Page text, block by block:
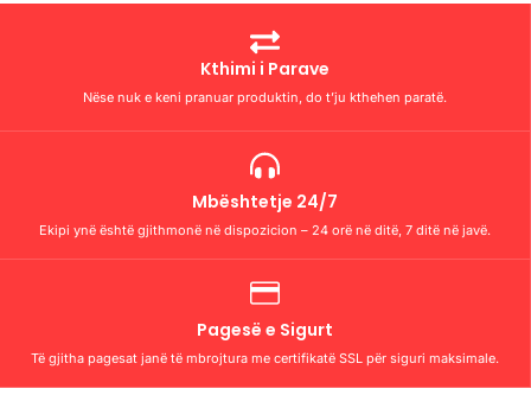
Kthimi i Parave
Nëse nuk e keni pranuar produktin, do t’ju kthehen paratë.
Mbështetje 24/7
Ekipi ynë është gjithmonë në dispozicion – 24 orë në ditë, 7 ditë në javë.
Pagesë e Sigurt
Të gjitha pagesat janë të mbrojtura me certifikatë SSL për siguri maksimale.